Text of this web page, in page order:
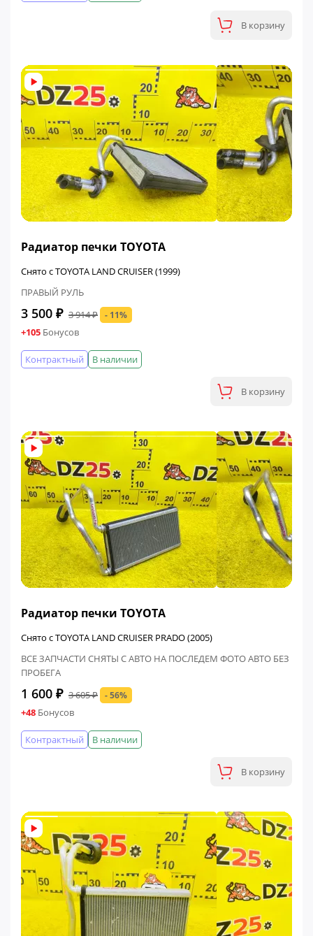
В корзину
Радиатор печки TOYOTA
Снято с TOYOTA LAND CRUISER (1999)
ПРАВЫЙ РУЛЬ
3 500 ₽ 3 914 ₽ - 11%
+105 Бонусов
В наличии
Контрактный
В корзину
Радиатор печки TOYOTA
Снято с TOYOTA LAND CRUISER PRADO (2005)
ВСЕ ЗАПЧАСТИ СНЯТЫ С АВТО НА ПОСЛЕДЕМ ФОТО АВТО БЕЗ
ПРОБЕГА
1 600 ₽ 3 605 ₽ - 56%
+48 Бонусов
В наличии
Контрактный
В корзину